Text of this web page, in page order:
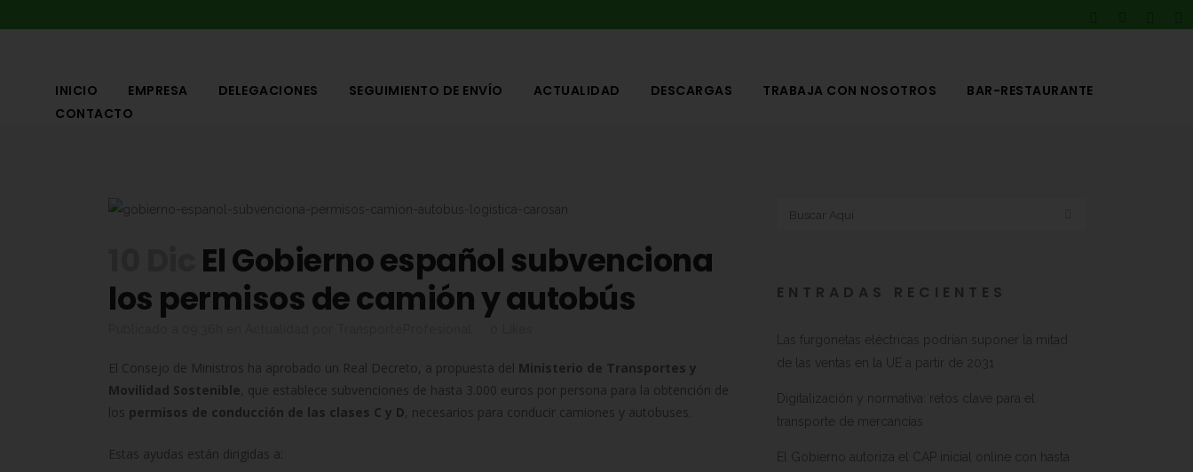
INICIO EMPRESA DELEGACIONES SEGUIMIENTO DE ENVÍO ACTUALIDAD DESCARGAS TRABAJA CON NOSOTROS
BAR-RESTAURANTE
CONTACTO
El Gobierno español subvenciona
los permisos de camión y autobús
El Consejo de Ministros ha aprobado un Real Decreto, a propuesta del Ministerio de Transportes y
Movilidad Sostenible, que establece subvenciones de hasta 3.000 euros por persona para la obtención de
los permisos de conducción de las clases C y D, necesarios para conducir camiones y autobuses.
Estas ayudas están dirigidas a:
ENTRADAS RECIENTES
Las furgonetas eléctricas podrían suponer la mitad
de las ventas en la UE a partir de 2031
Digitalización y normativa: retos clave para el
transporte de mercancías
El Gobierno autoriza el CAP inicial online con hasta